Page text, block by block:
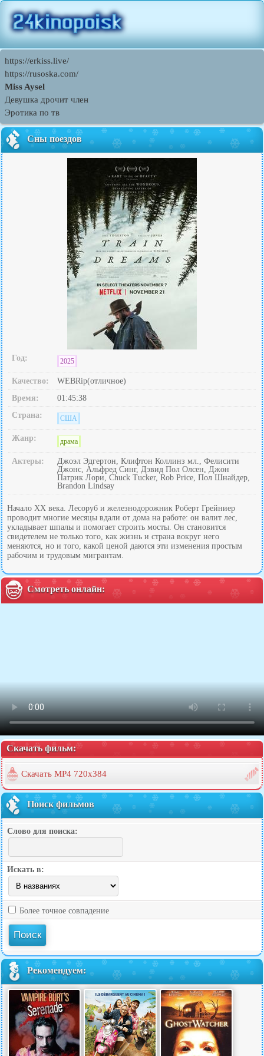
https://erkiss.live/
https://rusoska.com/
Miss Aysel
Девушка дрочит член
Эротика по тв
Сны поездов
Год: 2025
Качество:
WEBRip(отличное)
Время:
01:45:38
Страна:
США
Жанр: драма
Актеры:
Джоэл Эдгертон, Клифтон Коллинз мл., Фелисити
Джонс, Альфред Синг, Дэвид Пол Олсен, Джон
Патрик Лори, Chuck Tucker, Rob Price, Пол Шнайдер,
Brandon Lindsay
Начало XX века. Лесоруб и железнодорожник Роберт Грейниер
проводит многие месяцы вдали от дома на работе: он валит лес,
укладывает шпалы и помогает строить мосты. Он становится
свидетелем не только того, как жизнь и страна вокруг него
меняются, но и того, какой ценой даются эти изменения простым
рабочим и трудовым мигрантам.
Смотреть онлайн:
Скачать фильм:
Скачать MP4 720x384
Поиск фильмов
Слово для поиска:
Искать в:
Более точное совпадение
Рекомендуем: